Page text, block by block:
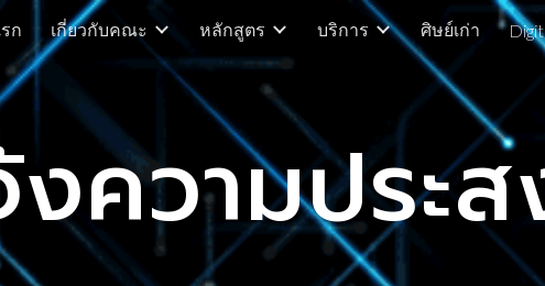
content Skip to navigation
ก เกี่ยวกับคณะ หลักสูตร บริการ ศิษย์เก่า
ความประ